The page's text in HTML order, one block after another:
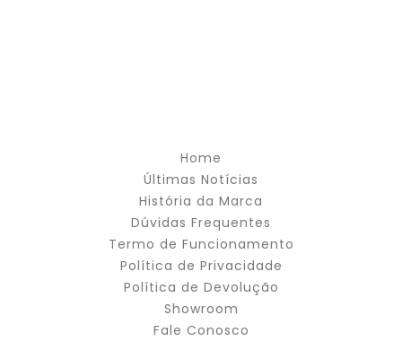
Home
Últimas Notícias
História da Marca
Dúvidas Frequentes
Termo de Funcionamento
Política de Privacidade
Política de Devolução
Showroom
Fale Conosco